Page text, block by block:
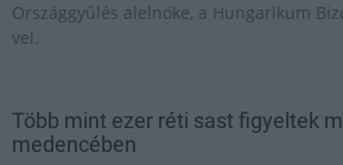
Országgyűlés alelnöke, a Hungarikum
vel.
Több mint ezer réti sast figyeltek
medencében